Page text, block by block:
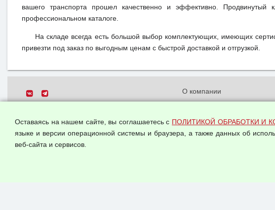
вашего транспорта прошел качественно и эффективно.
профессиональном каталоге.
На складе всегда есть большой выбор комплектующих, имеющих
привезти под заказ по выгодным ценам с быстрой доставкой и отгрузкой.
Все права защищены.
О компании
данных
Оставаясь на нашем сайте, вы соглашаетесь с ПОЛИТИКОЙ ОБРАБОТКИ И
языке и версии операционной системы и браузера, а также данных об
веб-сайта и сервисов.